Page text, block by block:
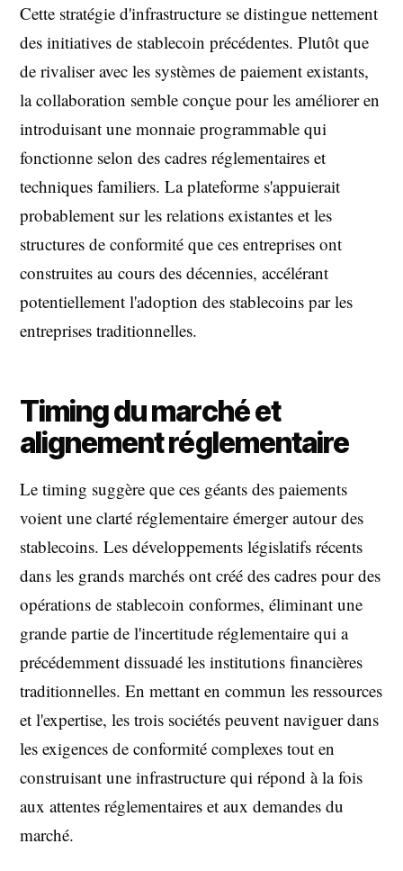
Cette stratégie d'infrastructure se distingue nettement
des initiatives de stablecoin précédentes. Plutôt que
de rivaliser avec les systèmes de paiement existants,
la collaboration semble conçue pour les améliorer en
introduisant une monnaie programmable qui
fonctionne selon des cadres réglementaires et
techniques familiers. La plateforme s'appuierait
probablement sur les relations existantes et les
structures de conformité que ces entreprises ont
construites au cours des décennies, accélérant
potentiellement l'adoption des stablecoins par les
entreprises traditionnelles.
Timing du marché et
alignement réglementaire
Le timing suggère que ces géants des paiements
voient une clarté réglementaire émerger autour des
stablecoins. Les développements législatifs récents
dans les grands marchés ont créé des cadres pour des
opérations de stablecoin conformes, éliminant une
grande partie de l'incertitude réglementaire qui a
précédemment dissuadé les institutions financières
traditionnelles. En mettant en commun les ressources
et l'expertise, les trois sociétés peuvent naviguer dans
les exigences de conformité complexes tout en
construisant une infrastructure qui répond à la fois
aux attentes réglementaires et aux demandes du
marché.